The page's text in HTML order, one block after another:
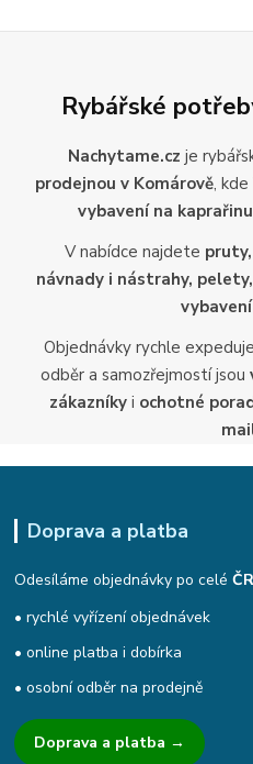
Rybářské
Nachytame.cz je
prodejnou v Komárově,
vybavení na
V nabídce najdete
návnady i nástrahy,
Objednávky rychle
odběr a samozřejmostí jsou
zákazníky i ochotné
Doprava a platba
Odesíláme objednávky po celé
• rychlé vyřízení objednávek
• online platba i dobírka
• osobní odběr na prodejně
Doprava a platba →